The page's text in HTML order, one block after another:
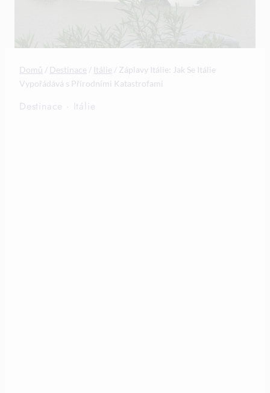
Domů / Destinace / Itálie / Záplavy Itálie: Jak Se Itálie
Vypořádává s Přírodními Katastrofami
Destinace · Itálie